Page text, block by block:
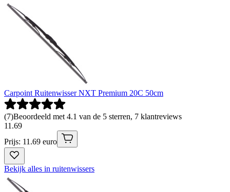
Carpoint Ruitenwisser NXT Premium 20C 50cm
(7)Beoordeeld met 4.1 van de 5 sterren, 7 klantreviews
11 .69
Prijs: 11.69 euro
Bekijk alles in ruitenwissers